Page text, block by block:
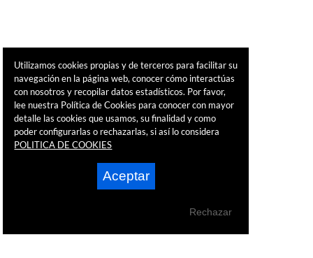
Utilizamos cookies propias y de terceros para facilitar su
navegación en la página web, conocer cómo interactúas
con nosotros y recopilar datos estadísticos. Por favor,
lee nuestra Política de Cookies para conocer con mayor
detalle las cookies que usamos, su finalidad y como
poder configurarlas o rechazarlas, si así lo considera
POLITICA DE COOKIES
Aceptar
Rechazar